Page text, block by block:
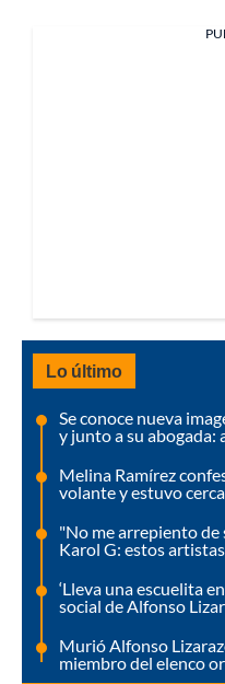
Lo último
Se conoce nueva
y junto a su abogada:
Melina Ramírez
volante y estuvo
"No me arrepiento de
Karol G: estos
‘Lleva una escuelita
social de Alfonso
Murió Alfonso
miembro del elenco